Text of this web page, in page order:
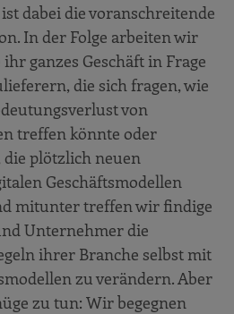
dabei die voranschreitende
In der Folge arbeiten wir
ganzes Geschäft in Frage
die sich fragen, wie
von
treffen könnte oder
plötzlich neuen
Geschäftsmodellen
mitunter treffen wir findige
Unternehmer die
ihrer Branche selbst mit
zu verändern. Aber
zu tun: Wir begegnen